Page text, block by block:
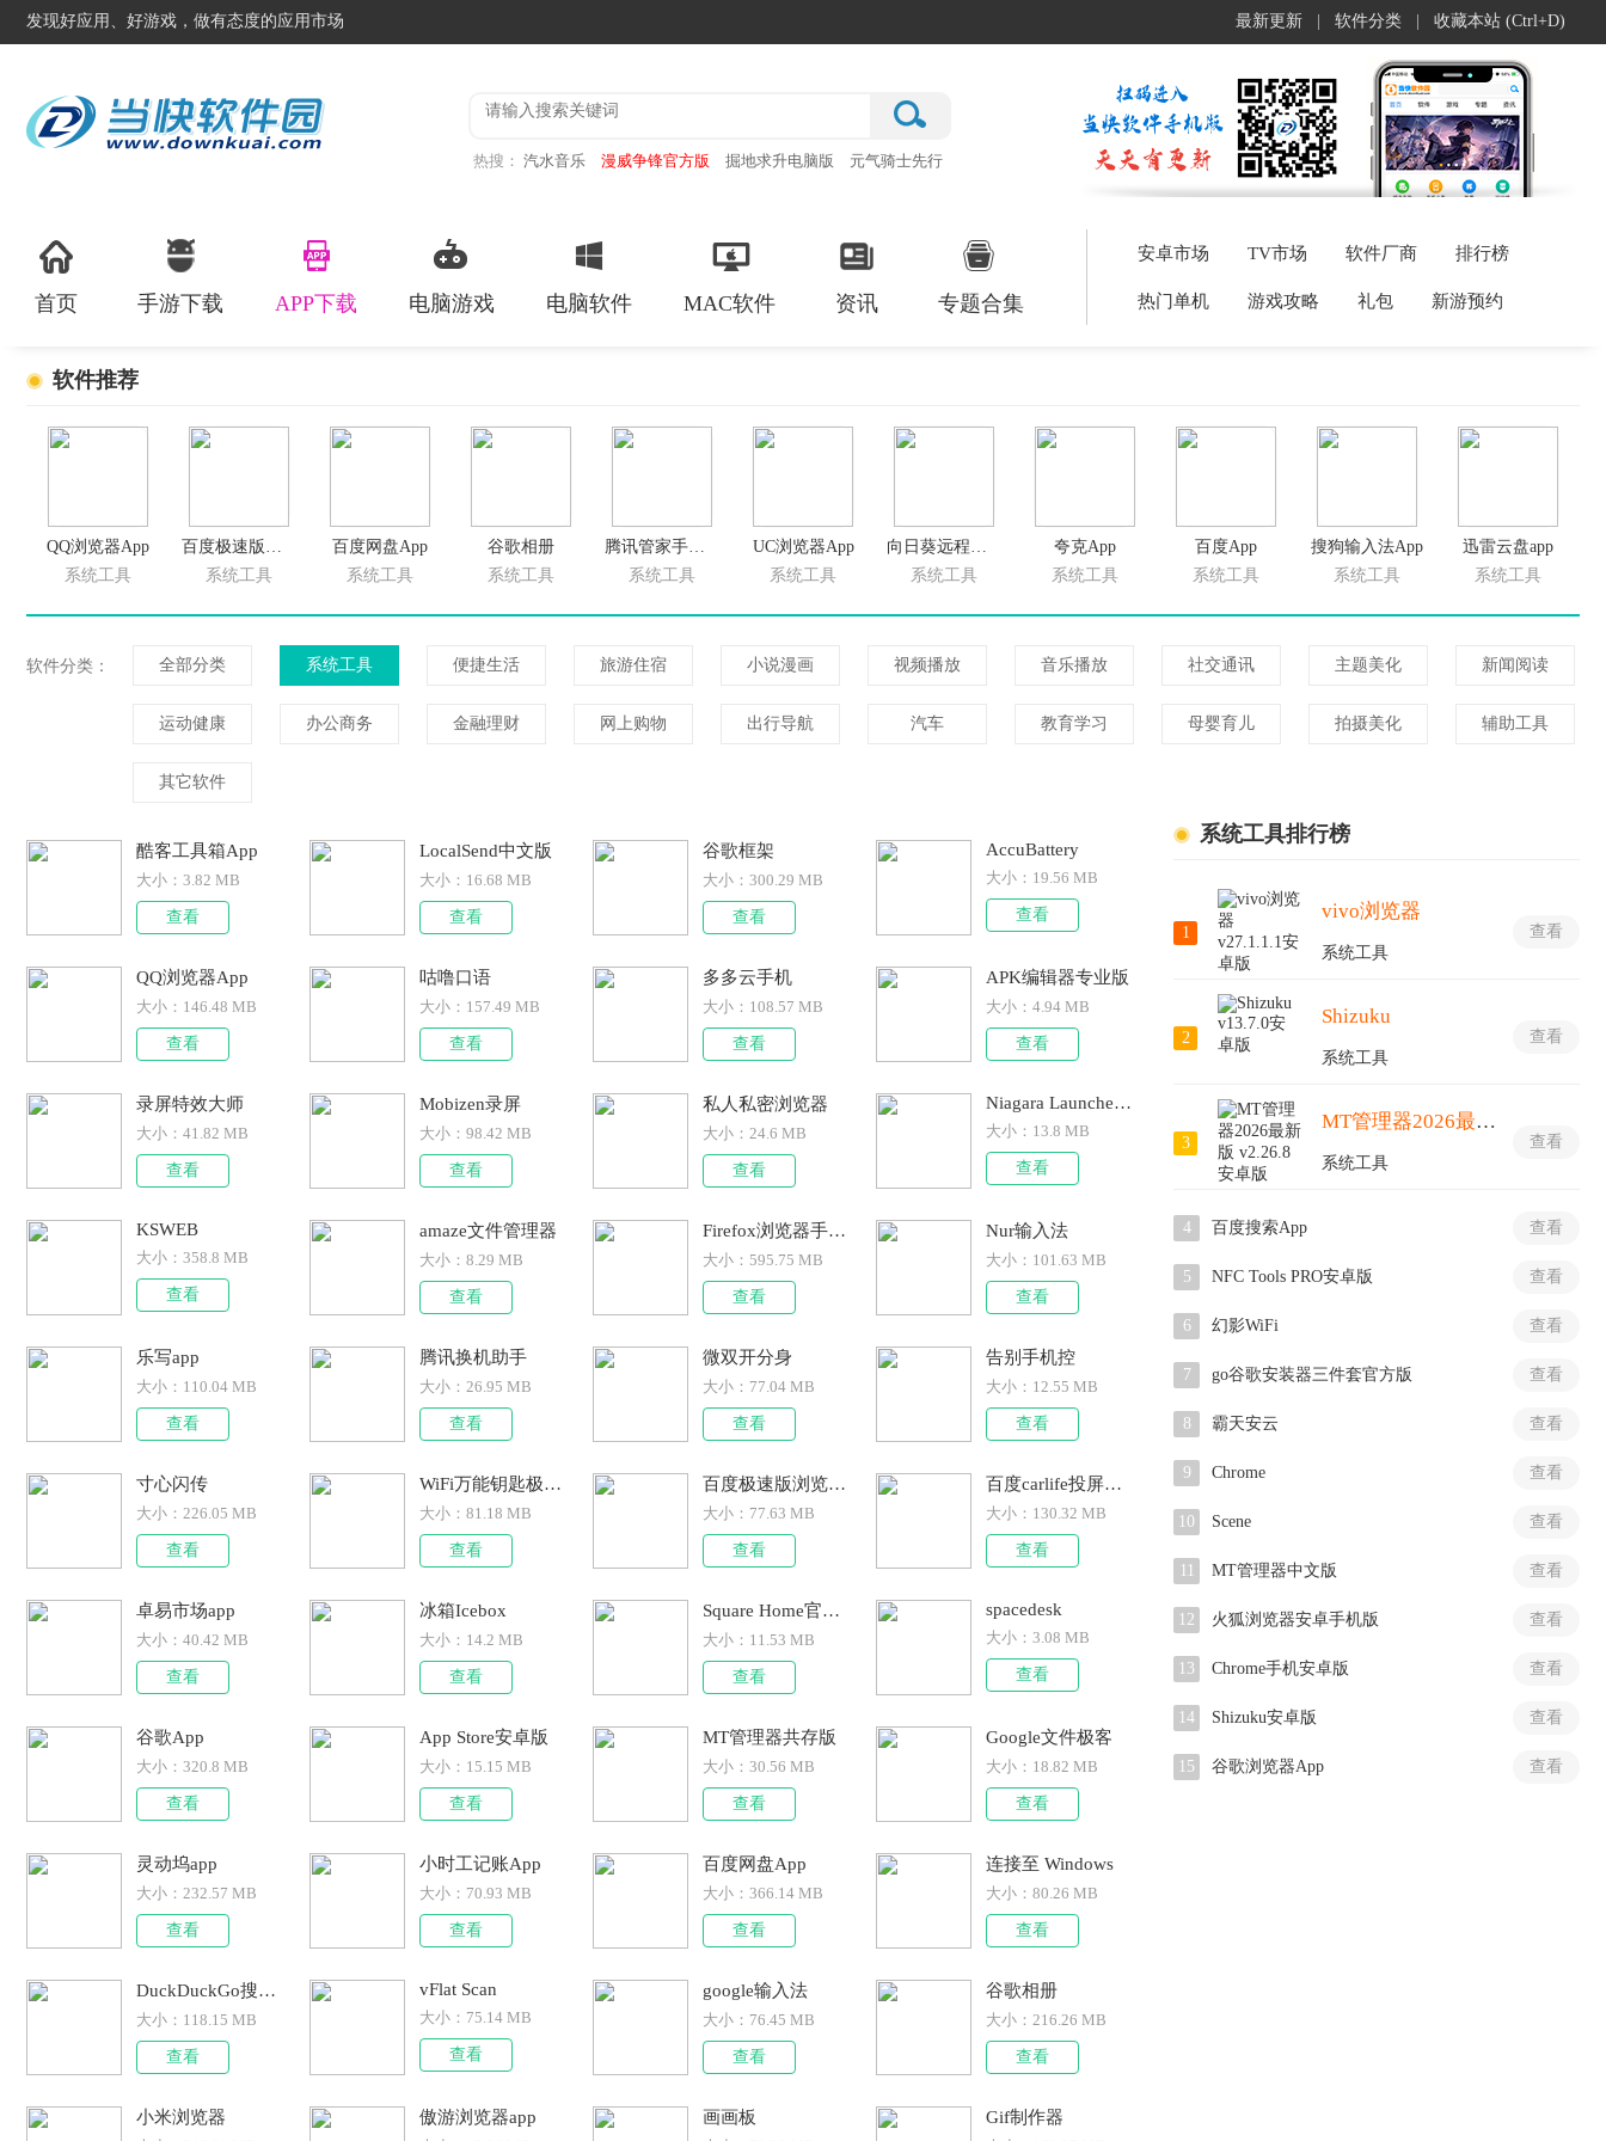
发现好应用、好游戏，做有态度的应用市场 最新更新 软件分类 收藏本站 (Ctrl+D)
热搜： 汽水音乐 漫威争锋官方版 掘地求升电脑版
元气骑士先行
首页 手游下载 APP下载 电脑游戏 电脑软件 MAC软件 资讯 专题合集
安卓市场 TV市场 软件厂商 排行榜
热门单机 游戏攻略 礼包 新游预约
软件推荐
QQ浏览器App
系统工具
百度极速版浏览器最新版
系统工具
百度网盘App
系统工具
谷歌相册
系统工具
腾讯管家手机版
系统工具
UC浏览器App
系统工具
向日葵远程控制手机版
系统工具
夸克App
系统工具
百度App
系统工具
搜狗输入法App
系统工具
迅雷云盘app
系统工具
软件分类： 全部分类 系统工具 便捷生活 旅游住宿 小说漫画 视频播放 音乐播放 社交通讯 主题美化 新闻阅读
运动健康 办公商务 金融理财 网上购物 出行导航 汽车 教育学习 母婴育儿 拍摄美化 辅助工具
其它软件
酷客工具箱App
大小： 3.82 MB
查看
LocalSend中文版
大小： 16.68 MB
查看
谷歌框架
大小： 300.29 MB
查看
AccuBattery
大小： 19.56 MB
查看
QQ浏览器App
大小： 146.48 MB
查看
咕噜口语
大小： 157.49 MB
查看
多多云手机
大小： 108.57 MB
查看
APK编辑器专业版
大小： 4.94 MB
查看
录屏特效大师
大小： 41.82 MB
查看
Mobizen录屏
大小： 98.42 MB
查看
私人私密浏览器
大小： 24.6 MB
查看
Niagara Launcher Pro
大小： 13.8 MB
查看
KSWEB
大小： 358.8 MB
查看
amaze文件管理器
大小： 8.29 MB
查看
Firefox浏览器手机版
大小： 595.75 MB
查看
Nur输入法
大小： 101.63 MB
查看
乐写app
大小： 110.04 MB
查看
腾讯换机助手
大小： 26.95 MB
查看
微双开分身
大小： 77.04 MB
查看
告别手机控
大小： 12.55 MB
查看
寸心闪传
大小： 226.05 MB
查看
WiFi万能钥匙极速版
大小： 81.18 MB
查看
百度极速版浏览器最新版
大小： 77.63 MB
查看
百度carlife投屏App
大小： 130.32 MB
查看
卓易市场app
大小： 40.42 MB
查看
冰箱Icebox
大小： 14.2 MB
查看
Square Home官方版
大小： 11.53 MB
查看
spacedesk
大小： 3.08 MB
查看
谷歌App
大小： 320.8 MB
查看
App Store安卓版
大小： 15.15 MB
查看
MT管理器共存版
大小： 30.56 MB
查看
Google文件极客
大小： 18.82 MB
查看
灵动坞app
大小： 232.57 MB
查看
小时工记账App
大小： 70.93 MB
查看
百度网盘App
大小： 366.14 MB
查看
连接至 Windows
大小： 80.26 MB
查看
DuckDuckGo搜索引擎
大小： 118.15 MB
查看
vFlat Scan
大小： 75.14 MB
查看
google输入法
大小： 76.45 MB
查看
谷歌相册
大小： 216.26 MB
查看
小米浏览器 傲游浏览器app 画画板 Gif制作器
系统工具排行榜
1 查看
vivo浏览器
系统工具
2 查看
Shizuku
系统工具
3 查看
MT管理器2026最新版
系统工具
4 查看
百度搜索App
5 查看
NFC Tools PRO安卓版
6 查看
幻影WiFi
7 查看
go谷歌安装器三件套官方版
8 查看
霸天安云
9 查看
Chrome
10 查看
Scene
11 查看
MT管理器中文版
12 查看
火狐浏览器安卓手机版
13 查看
Chrome手机安卓版
14 查看
Shizuku安卓版
15 查看
谷歌浏览器App